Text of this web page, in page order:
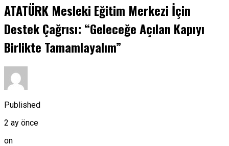
ATATÜRK Mesleki Eğitim Merkezi İçin
Destek Çağrısı: “Geleceğe Açılan Kapıyı
Birlikte Tamamlayalım”
Published
2 ay önce
on